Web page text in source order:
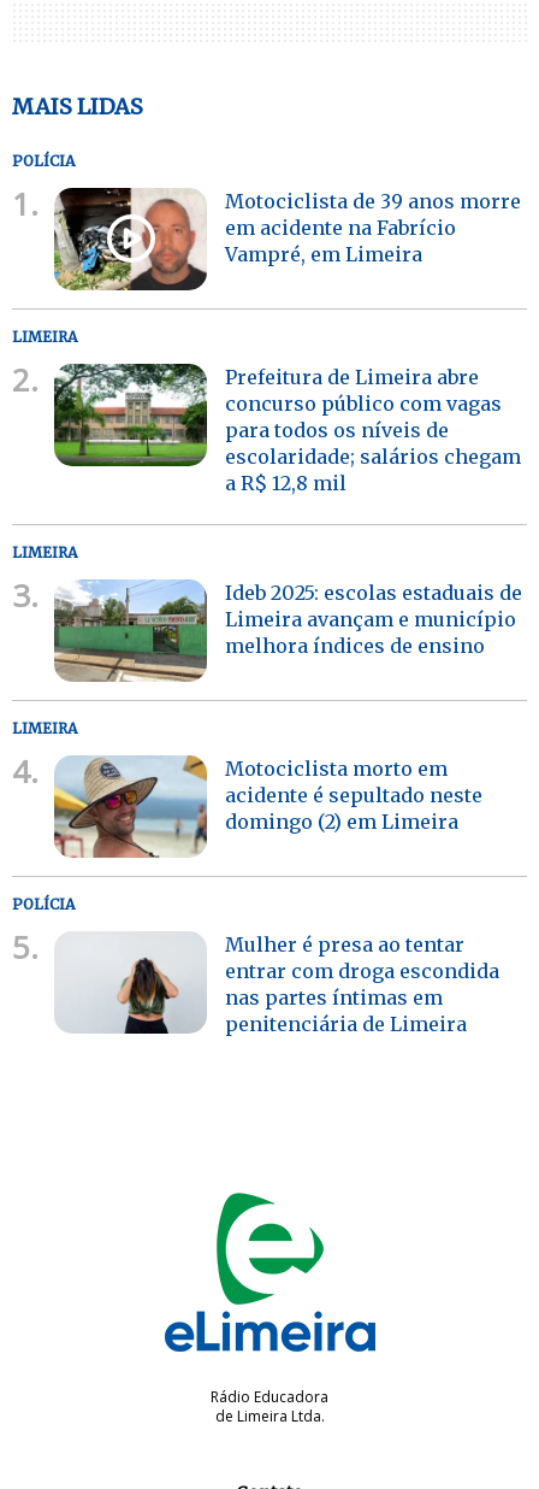
MAIS LIDAS
POLÍCIA
1.
Motociclista de 39 anos morre
em acidente na Fabrício
Vampré, em Limeira
LIMEIRA
2.
Prefeitura de Limeira abre
concurso público com vagas
para todos os níveis de
escolaridade; salários chegam
a R$ 12,8 mil
LIMEIRA
3.
Ideb 2025: escolas estaduais de
Limeira avançam e município
melhora índices de ensino
LIMEIRA
4.
Motociclista morto em
acidente é sepultado neste
domingo (2) em Limeira
POLÍCIA
5.
Mulher é presa ao tentar
entrar com droga escondida
nas partes íntimas em
penitenciária de Limeira
Rádio Educadora
de Limeira Ltda.